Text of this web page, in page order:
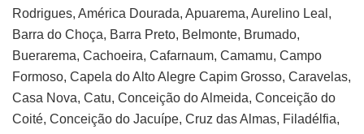
Rodrigues, América Dourada, Apuarema, Aurelino Leal,
Barra do Choça, Barra Preto, Belmonte, Brumado,
Buerarema, Cachoeira, Cafarnaum, Camamu, Campo
Formoso, Capela do Alto Alegre Capim Grosso, Caravelas,
Casa Nova, Catu, Conceição do Almeida, Conceição do
Coité, Conceição do Jacuípe, Cruz das Almas, Filadélfia,